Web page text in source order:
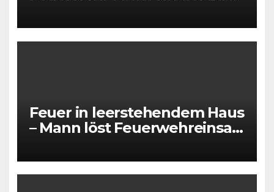
Feuer in leerstehendem Haus
– Mann löst Feuerwehreinsatz